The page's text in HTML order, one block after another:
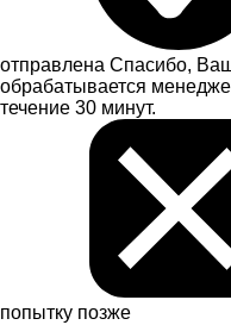
отправлена Спасибо,
обрабатывается
течение 30 минут.
попытку позже